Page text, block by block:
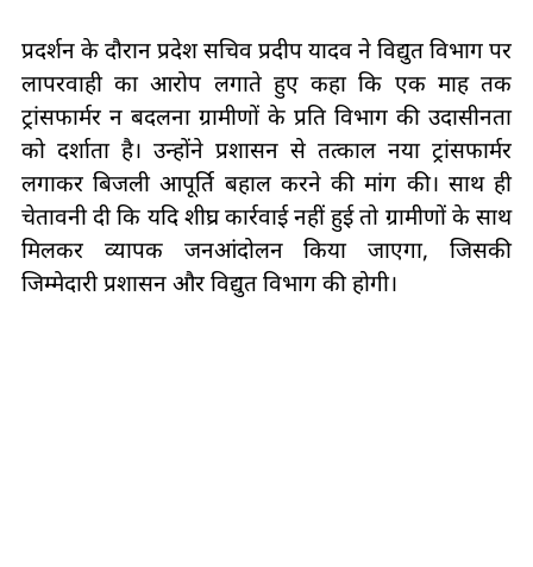
प्रदर्शन के दौरान प्रदेश सचिव प्रदीप यादव ने विद्युत विभाग पर
लापरवाही का आरोप लगाते हुए कहा कि एक माह तक
ट्रांसफार्मर न बदलना ग्रामीणों के प्रति विभाग की उदासीनता
को दर्शाता है। उन्होंने प्रशासन से तत्काल नया ट्रांसफार्मर
लगाकर बिजली आपूर्ति बहाल करने की मांग की। साथ ही
चेतावनी दी कि यदि शीघ्र कार्रवाई नहीं हुई तो ग्रामीणों के साथ
मिलकर व्यापक जनआंदोलन किया जाएगा, जिसकी
जिम्मेदारी प्रशासन और विद्युत विभाग की होगी।